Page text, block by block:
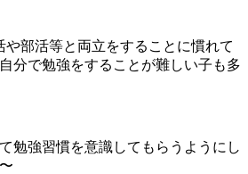
や部活等と両立をすることに慣れて
分で勉強をすることが難しい子も多
勉強習慣を意識してもらうようにし